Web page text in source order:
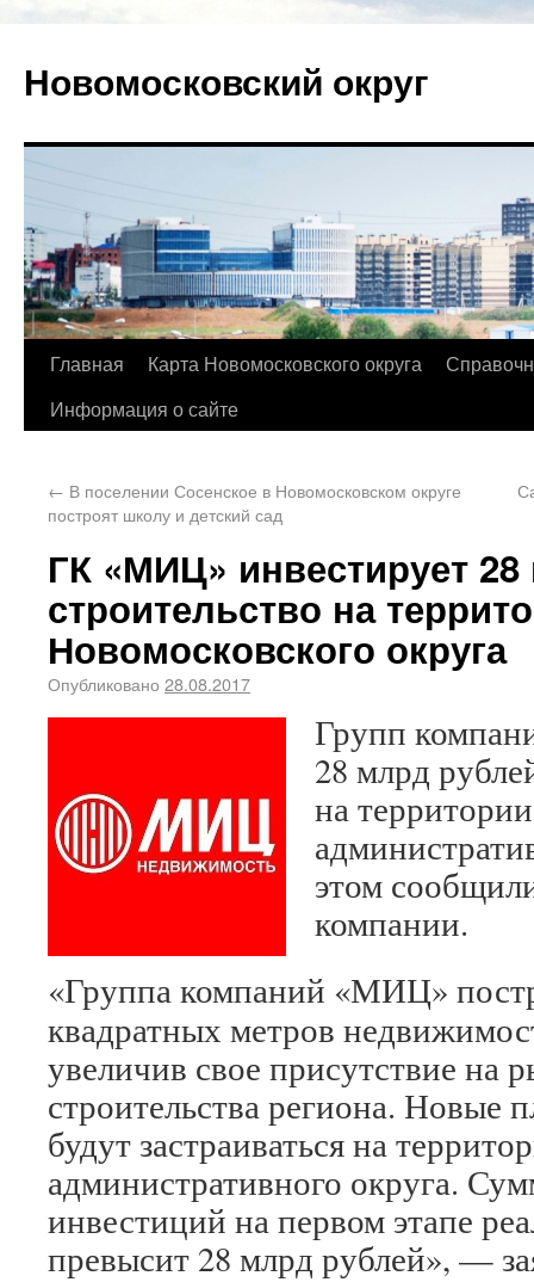
Новомосковский округ
Главная Карта Новомосковского округа
Информация о сайте
← В поселении Сосенское в Новомосковском округе
построят школу и детский сад
ГК «МИЦ» инвестирует
строительство на
Новомосковского округа
Опубликовано 28.08.2017
Групп
28 млрд
на
этом
компании.
«Группа компаний «МИЦ»
квадратных метров
увеличив свое присутствие на
строительства региона.
будут застраиваться на
административного округа.
инвестиций на первом этапе
превысит 28 млрд рублей», —